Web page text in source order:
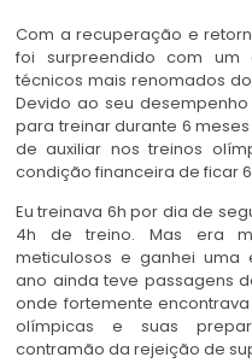
Com a recuperação e
foi surpreendido com um
técnicos mais renomados
Devido ao seu
para treinar durante 6
de auxiliar nos treinos
condição financeira de ficar
Eu treinava 6h por dia de
4h de treino. Mas era
meticulosos e ganhei uma
ano ainda teve passagens
onde fortemente
olímpicas e suas
contramão da rejeição de